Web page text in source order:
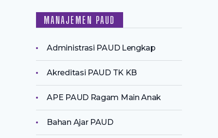
MANAJEMEN PAUD
Administrasi PAUD Lengkap
Akreditasi PAUD TK KB
APE PAUD Ragam Main Anak
Bahan Ajar PAUD